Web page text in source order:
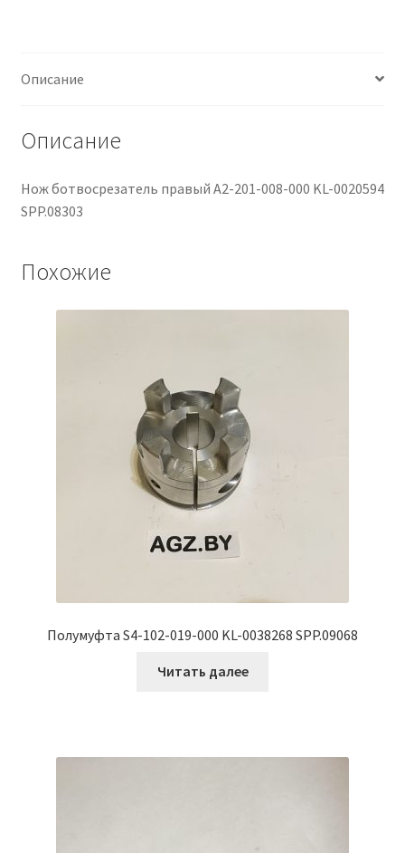
Описание
Описание
Нож ботвосрезатель правый A2-201-008-000 KL-0020594
SPP.08303
Похожие
Полумуфта S4-102-019-000 KL-0038268 SPP.09068
Читать далее